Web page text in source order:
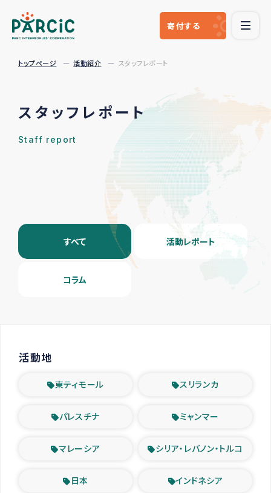
寄付する
トップページ 活動紹介 スタッフレポート
スタッフレポート
Staff report
すべて 活動レポート
コラム
活動地
東ティモール スリランカ
パレスチナ ミャンマー
マレーシア シリア・レバノン・トルコ
日本 インドネシア